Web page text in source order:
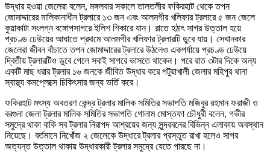
উদ্ধার হওয়া জেলেরা বলেন, মঙ্গলবার সকালে তালতলীর ফকিরহাট থেকে তপন
জোমাদ্দারের মালিকানাধীন ট্রলারে ১৩ জন এবং আলমগীর খলিফার ট্রলারে ৫ জন জেলে
কুয়াকাটা সংলগ্ন বঙ্গোপসাগরে ইলিশ শিকারে যান। রাতে হঠাৎ সাগর উত্তাল হয়ে
প্রচণ্ড ঢেউয়ের আঘাতে প্রথমে আলমগীর খলিফার ট্রলারটি ডুবে যায়। সেখানকার
জেলেরা জীবন বাঁচাতে তপন জোমাদ্দারের ট্রলারে উঠলেও একপর্যায়ে প্রচণ্ড ঢেউয়ে
দ্বিতীয় ট্রলারটিও ডুবে গেলে সবাই সাগরে ভাসতে থাকেন। পরে রাত ৩টার দিকে অন্য
একটি মাছ ধরার ট্রলার ১৬ জনকে জীবিত উদ্ধার করে পটুয়াখালী জেলার মহিপুর থানা
স্বাস্থ্য কমপ্লেক্সে চিকিৎসার জন্য ভর্তি করে।
ফকিরহাট মৎস্য অবতরণ কেন্দ্র ট্রলার মালিক সমিতির সভাপতি মজিবুর রহমান ফরাজী ও
বরগুনা জেলা ট্রলার মালিক সমিতির সভাপতি গোলাম মোস্তফা চৌধুরী বলেন, গভীর
সমুদ্রে থাকা বাকি সব ট্রলার নিরাপদ আশ্রয়ের জন্য সুন্দরবনের বিভিন্ন এলাকায় অবস্থান
নিয়েছে। বর্তমানে নিখোঁজ ২ জেলেকে উদ্ধারে ট্রলার প্রস্তুত রাখা হলেও সাগর
অত্যন্ত উত্তাল থাকায় উদ্ধারকারী ট্রলার সমুদ্রে যেতে পারছে না।